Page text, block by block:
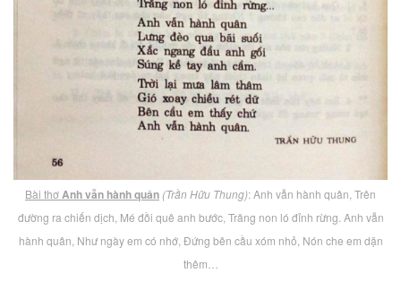
Bài thơAnh vẫn hành quân (Trần Hữu Thung): Anh vẫn hành quân, Trên
đường ra chiến dịch, Mé đồi quê anh bước, Trăng non ló đỉnh rừng. Anh vẫn
hành quân, Như ngày em có nhớ, Đứng bên cầu xóm nhỏ, Nón che em dặn
thêm…